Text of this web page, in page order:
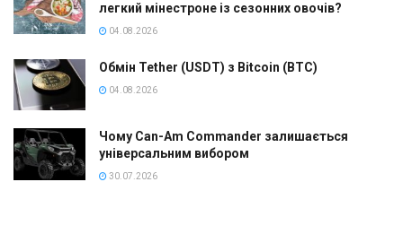
легкий мінестроне із сезонних овочів?
04.08.2026
Обмін Tether (USDT) з Bitcoin (BTC)
04.08.2026
Чому Can-Am Commander залишається
універсальним вибором
30.07.2026